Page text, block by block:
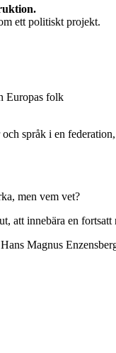
ett politiskt projekt.
Europas folk
språk i en federation,
men vem vet?
att innebära en
Magnus